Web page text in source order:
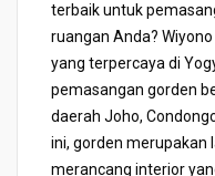
terbaik untuk
ruangan Anda?
yang terpercaya di
pemasangan gorden
daerah Joho,
ini, gorden merupakan
merancang interior